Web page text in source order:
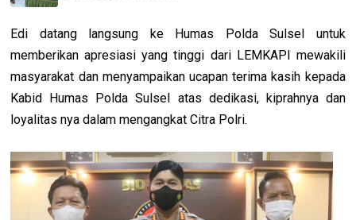
Edi datang langsung ke Humas Polda Sulsel untuk
memberikan apresiasi yang tinggi dari LEMKAPI mewakili
masyarakat dan menyampaikan ucapan terima kasih kepada
Kabid Humas Polda Sulsel atas dedikasi, kiprahnya dan
loyalitas nya dalam mengangkat Citra Polri.